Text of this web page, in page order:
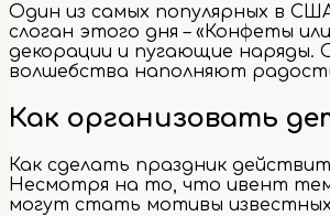
Один из самых популярных в
слоган этого дня – «Конфеты
декорации и пугающие наряды.
волшебства наполняют
Как организовать
Как сделать праздник
Несмотря на то, что ивент
могут стать мотивы известных